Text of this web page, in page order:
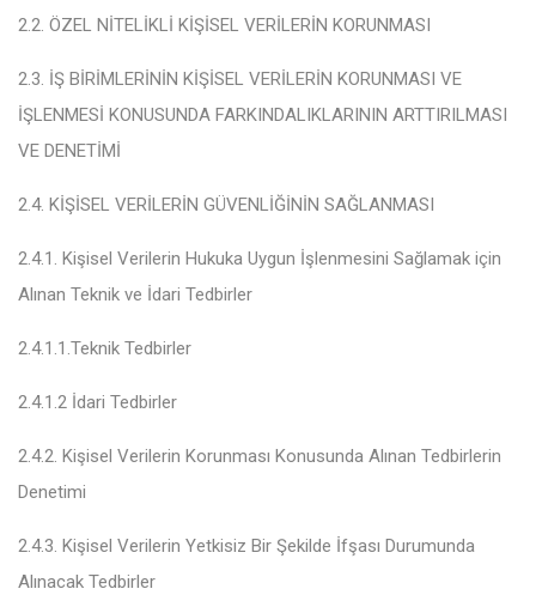
2.2. ÖZEL NİTELİKLİ KİŞİSEL VERİLERİN KORUNMASI
2.3. İŞ BİRİMLERİNİN KİŞİSEL VERİLERİN KORUNMASI VE
İŞLENMESİ KONUSUNDA FARKINDALIKLARININ ARTTIRILMASI
VE DENETİMİ
2.4. KİŞİSEL VERİLERİN GÜVENLİĞİNİN SAĞLANMASI
2.4.1. Kişisel Verilerin Hukuka Uygun İşlenmesini Sağlamak için
Alınan Teknik ve İdari Tedbirler
2.4.1.1.Teknik Tedbirler
2.4.1.2 İdari Tedbirler
2.4.2. Kişisel Verilerin Korunması Konusunda Alınan Tedbirlerin
Denetimi
2.4.3. Kişisel Verilerin Yetkisiz Bir Şekilde İfşası Durumunda
Alınacak Tedbirler